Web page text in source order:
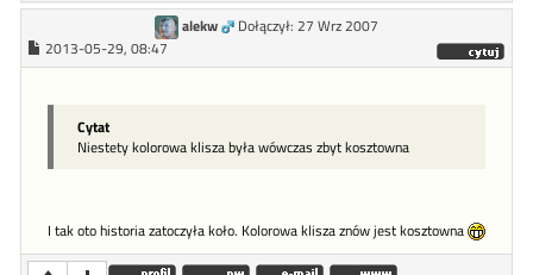
alekw
Dołączył: 27 Wrz 2007
2013-05-29, 08:47
Cytat
Niestety kolorowa klisza była wówczas zbyt kosztowna
I tak oto historia zatoczyła koło. Kolorowa klisza znów jest kosztowna